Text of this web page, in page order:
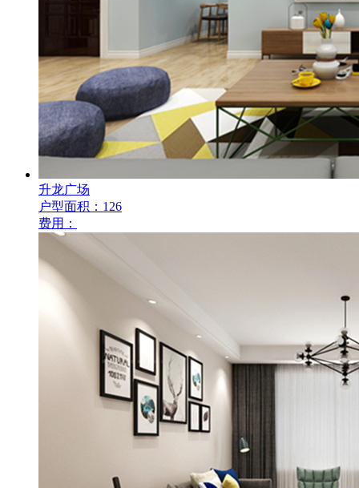
升龙广场
户型面积：126
费用：